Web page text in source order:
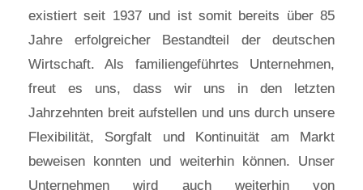
existiert seit 1937 und ist somit bereits über 85
Jahre erfolgreicher Bestandteil der deutschen
Wirtschaft. Als familiengeführtes Unternehmen,
freut es uns, dass wir uns in den letzten
Jahrzehnten breit aufstellen und uns durch unsere
Flexibilität, Sorgfalt und Kontinuität am Markt
beweisen konnten und weiterhin können. Unser
Unternehmen wird auch weiterhin von